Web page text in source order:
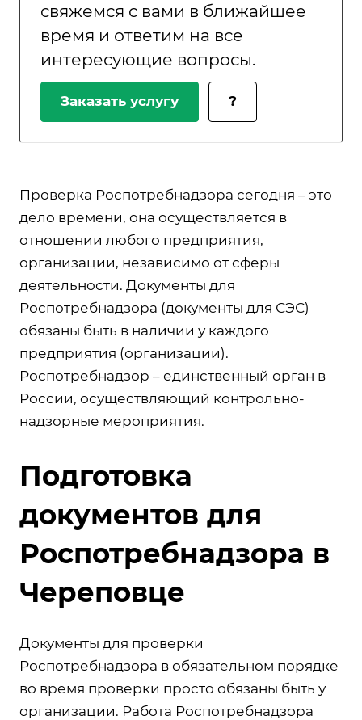
свяжемся с вами в ближайшее
время и ответим на все
интересующие вопросы.
Заказать услугу ?
Проверка Роспотребнадзора сегодня – это
дело времени, она осуществляется в
отношении любого предприятия,
организации, независимо от сферы
деятельности. Документы для
Роспотребнадзора (документы для СЭС)
обязаны быть в наличии у каждого
предприятия (организации).
Роспотребнадзор – единственный орган в
России, осуществляющий контрольно-
надзорные мероприятия.
Подготовка
документов для
Роспотребнадзора в
Череповце
Документы для проверки
Роспотребнадзора в обязательном порядке
во время проверки просто обязаны быть у
организации. Работа Роспотребнадзора